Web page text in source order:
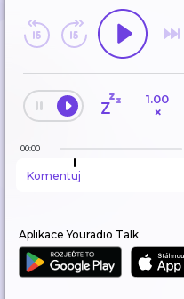
1.00
×
00:00
Komentuj
Aplikace Youradio Talk